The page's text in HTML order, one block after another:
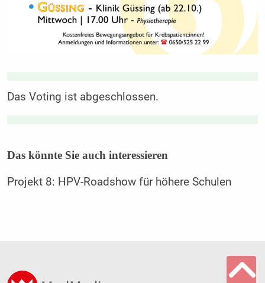
Das Voting ist abgeschlossen.
Das könnte Sie auch interessieren
Projekt 8: HPV-Roadshow für höhere Schulen